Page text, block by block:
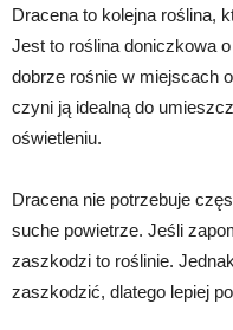
Dracena to kolejna roślina,
Jest to roślina doniczkowa
dobrze rośnie w miejscach
czyni ją idealną do
oświetleniu.
Dracena nie potrzebuje
suche powietrze. Jeśli
zaszkodzi to roślinie.
zaszkodzić, dlatego lepiej